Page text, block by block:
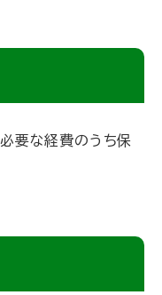
要な経費のうち保